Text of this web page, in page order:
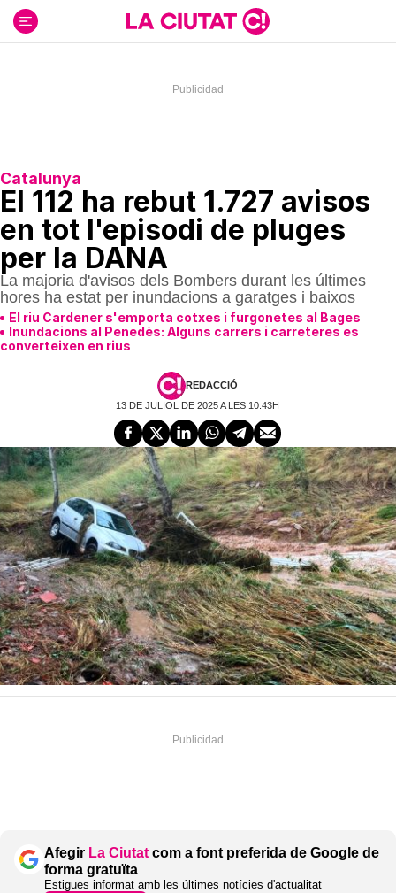
contenido
Catalunya
El 112 ha rebut 1.727 avisos
en tot l'episodi de pluges
per la DANA
La majoria d'avisos dels Bombers durant les últimes
hores ha estat per inundacions a garatges i baixos
El riu Cardener s'emporta cotxes i furgonetes al Bages
Inundacions al Penedès: Alguns carrers i carreteres es
converteixen en rius
REDACCIÓ
13 DE JULIOL DE 2025 A LES 10:43H
Afegir La Ciutat com a font preferida de Google de
forma gratuïta
Estigues informat amb les últimes notícies d'actualitat